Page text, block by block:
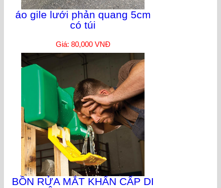
áo gile lưới phản quang 5cm
có túi
Giá: 80,000 VNĐ
BỒN RỬA MẮT KHẨN CẤP DI